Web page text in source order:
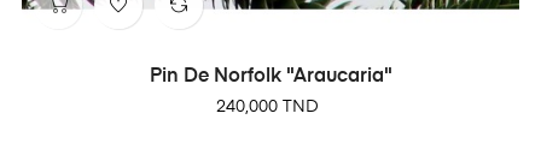
Pin De Norfolk "Araucaria"
Prix
240,000 TND